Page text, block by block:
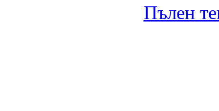
Пълен